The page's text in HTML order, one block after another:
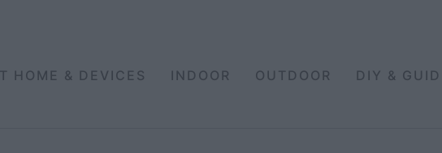
HOME & DEVICES INDOOR OUTDOOR DIY &